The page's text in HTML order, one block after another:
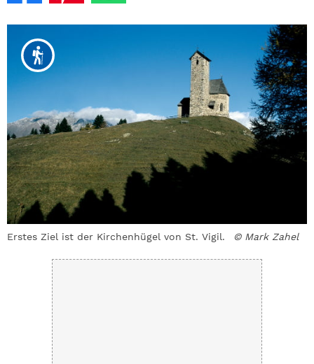
Erstes Ziel ist der Kirchenhügel von St. Vigil. © Mark Zahel